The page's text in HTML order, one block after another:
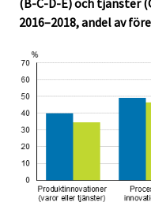
2016–2018, andel av